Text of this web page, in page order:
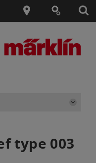
type 003